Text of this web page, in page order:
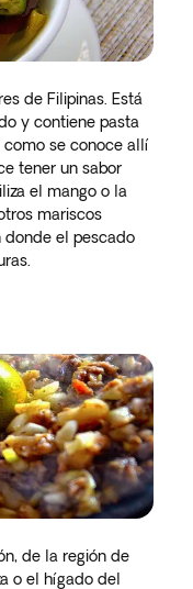
de Filipinas. Está
y contiene pasta
se conoce allí
tener un sabor
el mango o la
mariscos
donde el pescado
de la región de
o el hígado del